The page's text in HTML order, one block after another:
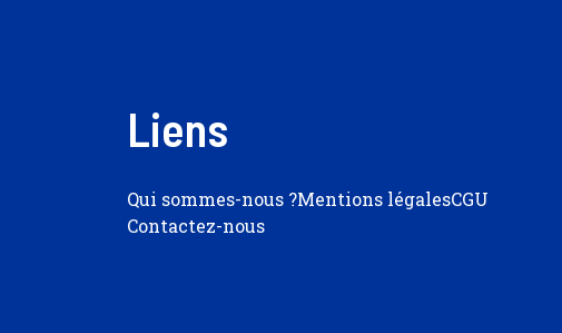
Liens
Qui sommes-nous ?Mentions légalesCGU
Contactez-nous